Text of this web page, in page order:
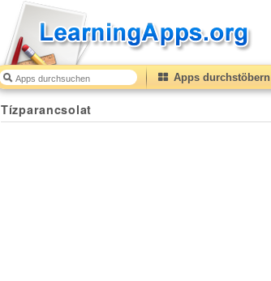
Apps durchstöbern
Tízparancsolat